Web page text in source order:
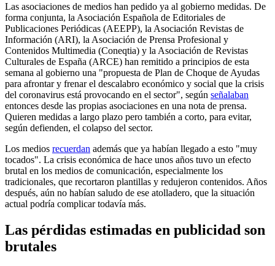
Las asociaciones de medios han pedido ya al gobierno medidas. De
forma conjunta, la Asociación Española de Editoriales de
Publicaciones Periódicas (AEEPP), la Asociación Revistas de
Información (ARI), la Asociación de Prensa Profesional y
Contenidos Multimedia (Coneqtia) y la Asociación de Revistas
Culturales de España (ARCE) han remitido a principios de esta
semana al gobierno una "propuesta de Plan de Choque de Ayudas
para afrontar y frenar el descalabro económico y social que la crisis
del coronavirus está provocando en el sector", según señalaban
entonces desde las propias asociaciones en una nota de prensa.
Quieren medidas a largo plazo pero también a corto, para evitar,
según defienden, el colapso del sector.
Los medios recuerdan además que ya habían llegado a esto "muy
tocados". La crisis económica de hace unos años tuvo un efecto
brutal en los medios de comunicación, especialmente los
tradicionales, que recortaron plantillas y redujeron contenidos. Años
después, aún no habían saludo de ese atolladero, que la situación
actual podría complicar todavía más.
Las pérdidas estimadas en publicidad son
brutales